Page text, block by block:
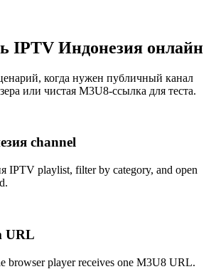
IPTV Индонезия онлайн
когда нужен публичный канал
или чистая M3U8-ссылка для теста.
channel
IPTV playlist, filter by category, and open
URL
browser player receives one M3U8 URL.